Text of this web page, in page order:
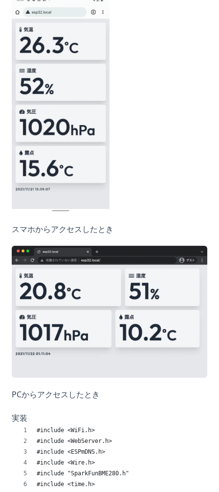
スマホからアクセスしたとき
PCからアクセスしたとき
実装
#include <WiFi.h>
#include <WebServer.h>
#include <ESPmDNS.h>
#include <Wire.h>
#include "SparkFunBME280.h"
#include <time.h>